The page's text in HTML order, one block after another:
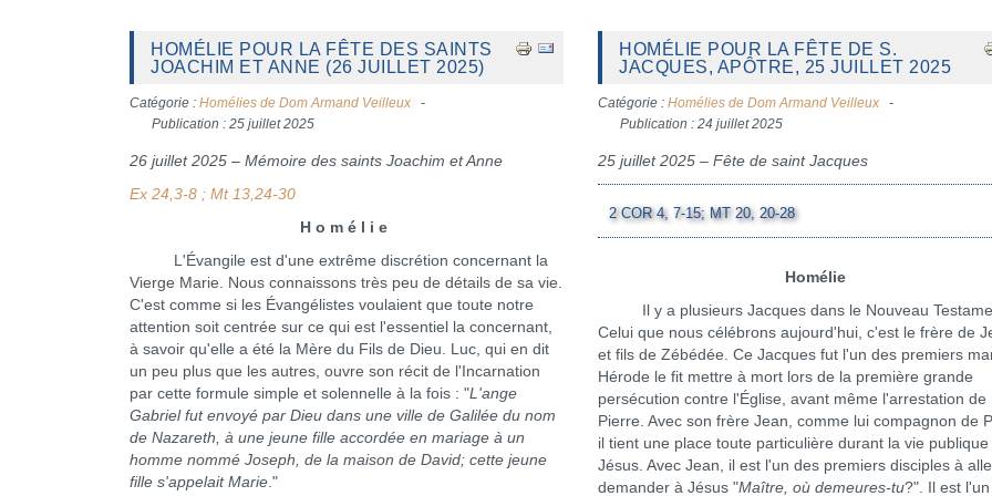
HOMÉLIE POUR LA FÊTE DES SAINTS
JOACHIM ET ANNE (26 JUILLET 2025)
Catégorie : Homélies de Dom Armand Veilleux
Publication : 25 juillet 2025
26 juillet 2025 – Mémoire des saints Joachim et Anne
Ex 24,3-8 ; Mt 13,24-30
H o m é l i e
L'Évangile est d'une extrême discrétion concernant la
Vierge Marie. Nous connaissons très peu de détails de sa vie.
C'est comme si les Évangélistes voulaient que toute notre
attention soit centrée sur ce qui est l'essentiel la concernant,
à savoir qu'elle a été la Mère du Fils de Dieu. Luc, qui en dit
un peu plus que les autres, ouvre son récit de l'Incarnation
par cette formule simple et solennelle à la fois : "L'ange
Gabriel fut envoyé par Dieu dans une ville de Galilée du nom
de Nazareth, à une jeune fille accordée en mariage à un
homme nommé Joseph, de la maison de David; cette jeune
fille s'appelait Marie."
HOMÉLIE POUR LA FÊTE DE S.
JACQUES, APÔTRE, 25 JUILLET 2025
Catégorie :Homélies de Dom Armand Veilleux
Publication : 24 juillet 2025
25 juillet 2025 – Fête de saint Jacques
2 COR 4, 7-15; MT 20, 20-28
Homélie
Il y a plusieurs Jacques dans le Nouveau
Celui que nous célébrons aujourd'hui, c'est le frère de
et fils de Zébédée. Ce Jacques fut l'un des premiers
Hérode le fit mettre à mort lors de la première grande
persécution contre l'Église, avant même l'arrestation de
Pierre. Avec son frère Jean, comme lui compagnon de
il tient une place toute particulière durant la vie publique
Jésus. Avec Jean, il est l'un des premiers disciples à
demander à Jésus "Maître, où demeures-tu?". Il est l'un